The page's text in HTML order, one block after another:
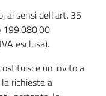
ai sensi dell'art. 35
199.080,00
esclusa).
un invito a
richiesta a